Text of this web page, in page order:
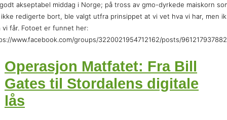
akseptabel middag i Norge; på tross av gmo-dyrkede maiskorn
redigerte bort, ble valgt utfra prinsippet at vi vet hva vi har, men
vi får. Fotoet er funnet her:
www.facebook.com/groups/3220021954712162/posts/
Operasjon Matfatet: Fra Bill
Gates til Stordalens digitale
lås